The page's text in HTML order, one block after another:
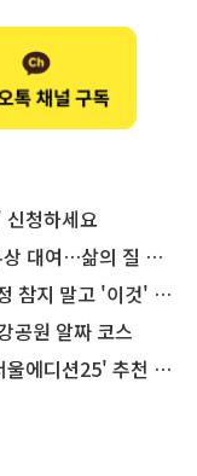
청하세요
…삶의 질 높인다
고 '이것' 해보세요!
공원 알짜 코스
디션25' 추천 코스